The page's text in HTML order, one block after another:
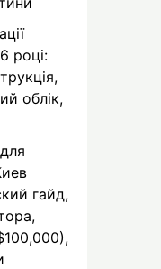
році:
облік,
гайд,